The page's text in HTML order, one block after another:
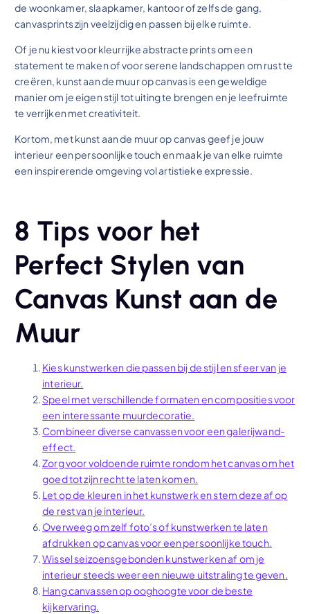
de woonkamer, slaapkamer, kantoor of zelfs de gang,
canvasprints zijn veelzijdig en passen bij elke ruimte.
Of je nu kiest voor kleurrijke abstracte prints om een
statement te maken of voor serene landschappen om rust te
creëren, kunst aan de muur op canvas is een geweldige
manier om je eigen stijl tot uiting te brengen en je leefruimte
te verrijken met creativiteit.
Kortom, met kunst aan de muur op canvas geef je jouw
interieur een persoonlijke touch en maak je van elke ruimte
een inspirerende omgeving vol artistieke expressie.
8 Tips voor het
Perfect Stylen van
Canvas Kunst aan de
Muur
Kies kunstwerken die passen bij de stijl en sfeer van je
interieur.
Speel met verschillende formaten en composities voor
een interessante muurdecoratie.
Combineer diverse canvassen voor een galerijwand-
effect.
Zorg voor voldoende ruimte rondom het canvas om het
goed tot zijn recht te laten komen.
Let op de kleuren in het kunstwerk en stem deze af op
de rest van je interieur.
Overweeg om zelf foto’s of kunstwerken te laten
afdrukken op canvas voor een persoonlijke touch.
Wissel seizoensgebonden kunstwerken af om je
interieur steeds weer een nieuwe uitstraling te geven.
Hang canvassen op ooghoogte voor de beste
kijkervaring.